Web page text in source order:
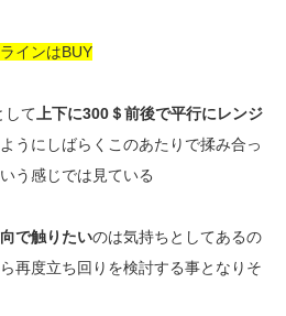
インはBUY
して 上下に300＄前後で平行にレンジ
うにしばらくこのあたりで揉み合っ
う感じでは見ている
で触りたいのは気持ちとしてあるの
再度立ち回りを検討する事となりそ